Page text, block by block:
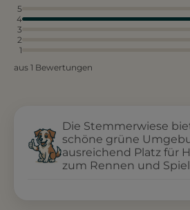
5
4
3
2
1
aus 1 Bewertungen
Die Stemmerwiese
schöne grüne
ausreichend Platz für
zum Rennen und